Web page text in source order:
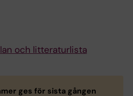
och litteraturlista
ges för sista gången